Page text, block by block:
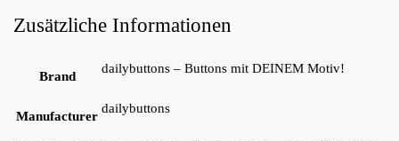
Zusätzliche Informationen
Brand
dailybuttons – Buttons mit DEINEM Motiv!
Manufacturer
dailybuttons